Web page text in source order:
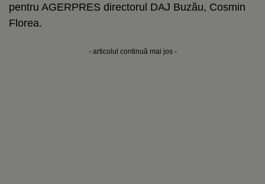
pentru AGERPRES directorul DAJ Buzău, Cosmin
Florea.
- articolul continuă mai jos -